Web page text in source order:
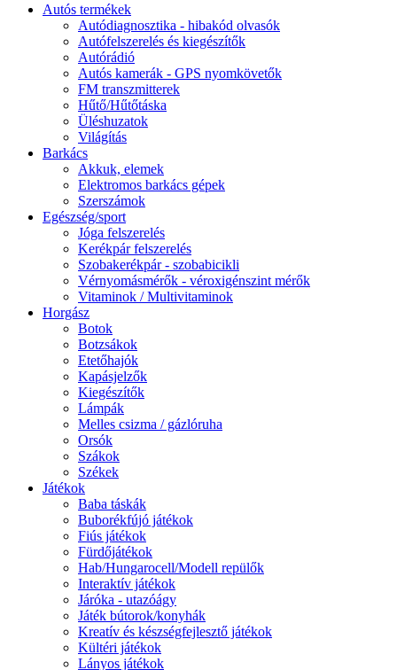
Autós termékek
Autódiagnosztika - hibakód olvasók
Autófelszerelés és kiegészítők
Autórádió
Autós kamerák - GPS nyomkövetők
FM transzmitterek
Hűtő/Hűtőtáska
Üléshuzatok
Világítás
Barkács
Akkuk, elemek
Elektromos barkács gépek
Szerszámok
Egészség/sport
Jóga felszerelés
Kerékpár felszerelés
Szobakerékpár - szobabicikli
Vérnyomásmérők - véroxigénszint mérők
Vitaminok / Multivitaminok
Horgász
Botok
Botzsákok
Etetőhajók
Kapásjelzők
Kiegészítők
Lámpák
Melles csizma / gázlóruha
Orsók
Szákok
Székek
Játékok
Baba táskák
Buborékfújó játékok
Fiús játékok
Fürdőjátékok
Hab/Hungarocell/Modell repülők
Interaktív játékok
Járóka - utazóágy
Játék bútorok/konyhák
Kreatív és készségfejlesztő játékok
Kültéri játékok
Lányos játékok